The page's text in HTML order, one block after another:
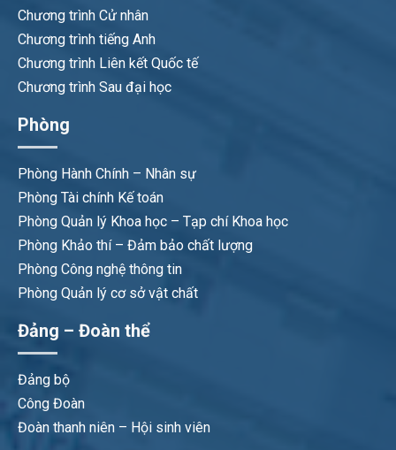
Chương trình Cử nhân
Chương trình tiếng Anh
Chương trình Liên kết Quốc tế
Chương trình Sau đại học
Phòng
Phòng Hành Chính – Nhân sự
Phòng Tài chính Kế toán
Phòng Quản lý Khoa học – Tạp chí Khoa học
Phòng Khảo thí – Đảm bảo chất lượng
Phòng Công nghệ thông tin
Phòng Quản lý cơ sở vật chất
Đảng – Đoàn thể
Đảng bộ
Công Đoàn
Đoàn thanh niên – Hội sinh viên